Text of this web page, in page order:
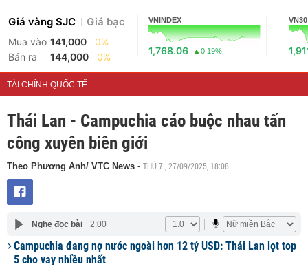
Giá vàng SJC Giá bạc
Mua vào 141,000
0%
Bán ra
144,000 0%
VNINDEX
1,768.06 0.19%
VN30
TÀI CHÍNH QUỐC TẾ
Thái Lan - Campuchia cáo buộc nhau tấn
công xuyên biên giới
Theo Phương Anh/ VTC News - THỨ 7 , 27/09/2025, 18:08
Nghe đọc bài 2:00
Campuchia đang nợ nước ngoài hơn 12 tỷ USD: Thái Lan lọt top
5 cho vay nhiều nhất